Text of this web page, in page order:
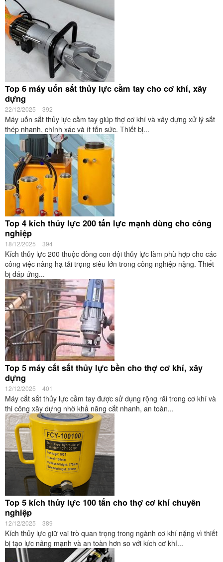
Top 6 máy uốn sắt thủy lực cầm tay cho cơ khí, xây
dựng
22/12/2025 392
Máy uốn sắt thủy lực cầm tay giúp thợ cơ khí và xây dựng xử lý sắt
thép nhanh, chính xác và ít tốn sức. Thiết bị...
Top 4 kích thủy lực 200 tấn lực mạnh dùng cho công
nghiệp
18/12/2025 394
Kích thủy lực 200 thuộc dòng con đội thủy lực làm phù hợp cho các
công việc nâng hạ tải trọng siêu lớn trong công nghiệp nặng. Thiết
bị đáp ứng...
Top 5 máy cắt sắt thủy lực bền cho thợ cơ khí, xây
dựng
12/12/2025 401
Máy cắt sắt thủy lực cầm tay được sử dụng rộng rãi trong cơ khí và
thi công xây dựng nhờ khả năng cắt nhanh, an toàn...
Top 5 kích thủy lực 100 tấn cho thợ cơ khí chuyên
nghiệp
12/12/2025 389
Kích thủy lực giữ vai trò quan trọng trong ngành cơ khí nặng vì thiết
bị tạo lực nâng mạnh và an toàn hơn so với kích cơ khí...